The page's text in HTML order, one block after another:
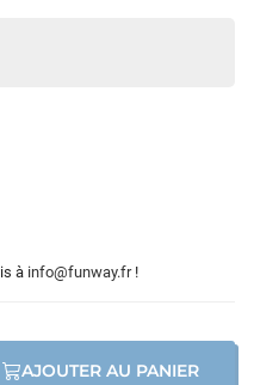
à info@funway.fr!
AJOUTER AU PANIER